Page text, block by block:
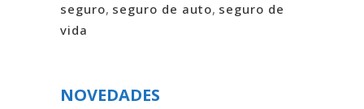
seguro, seguro de auto, seguro de
vida
NOVEDADES